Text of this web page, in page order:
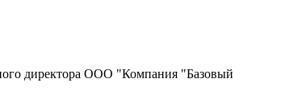
директора ООО "Компания "Базовый